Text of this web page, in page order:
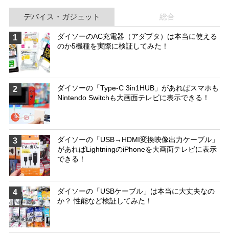
デバイス・ガジェット 総合
1
ダイソーのAC充電器（アダプタ）は本当に使える
のか5機種を実際に検証してみた！
2
ダイソーの「Type-C 3in1HUB」があればスマホも
Nintendo Switchも大画面テレビに表示できる！
3
ダイソーの「USB→HDMI変換映像出力ケーブル」
があればLightningのiPhoneを大画面テレビに表示
できる！
4
ダイソーの「USBケーブル」は本当に大丈夫なの
か？ 性能など検証してみた！